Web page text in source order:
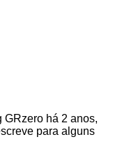
GRzero há 2 anos,
para alguns